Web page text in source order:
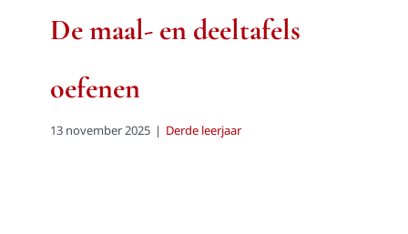
De maal- en deeltafels
oefenen
13 november 2025 | Derde leerjaar